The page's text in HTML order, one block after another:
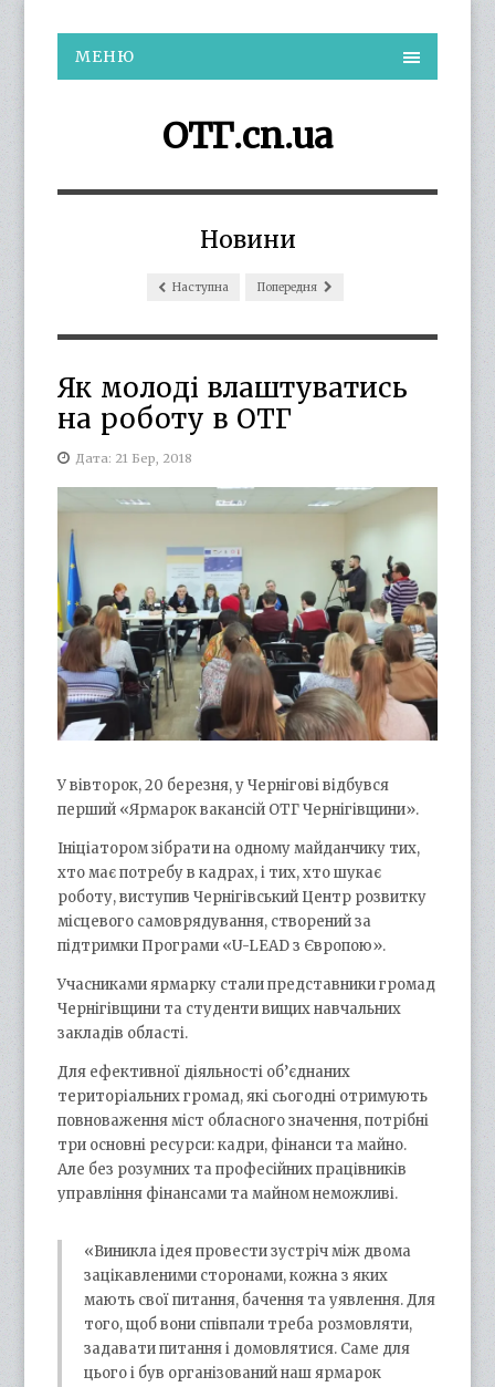
МЕНЮ
ОТГ.cn.ua
Новини
Наступна Попередня
Як молоді влаштуватись
на роботу в ОТГ
Дата: 21 Бер, 2018
У вівторок, 20 березня, у Чернігові відбувся
перший «Ярмарок вакансій ОТГ Чернігівщини».
Ініціатором зібрати на одному майданчику тих,
хто має потребу в кадрах, і тих, хто шукає
роботу, виступив Чернігівський Центр розвитку
місцевого самоврядування, створений за
підтримки Програми «U-LEAD з Європою».
Учасниками ярмарку стали представники громад
Чернігівщини та студенти вищих навчальних
закладів області.
Для ефективної діяльності об’єднаних
територіальних громад, які сьогодні отримують
повноваження міст обласного значення, потрібні
три основні ресурси: кадри, фінанси та майно.
Але без розумних та професійних працівників
управління фінансами та майном неможливі.
«Виникла ідея провести зустріч між двома
зацікавленими сторонами, кожна з яких
мають свої питання, бачення та уявлення. Для
того, щоб вони співпали треба розмовляти,
задавати питання і домовлятися. Саме для
цього і був організований наш ярмарок